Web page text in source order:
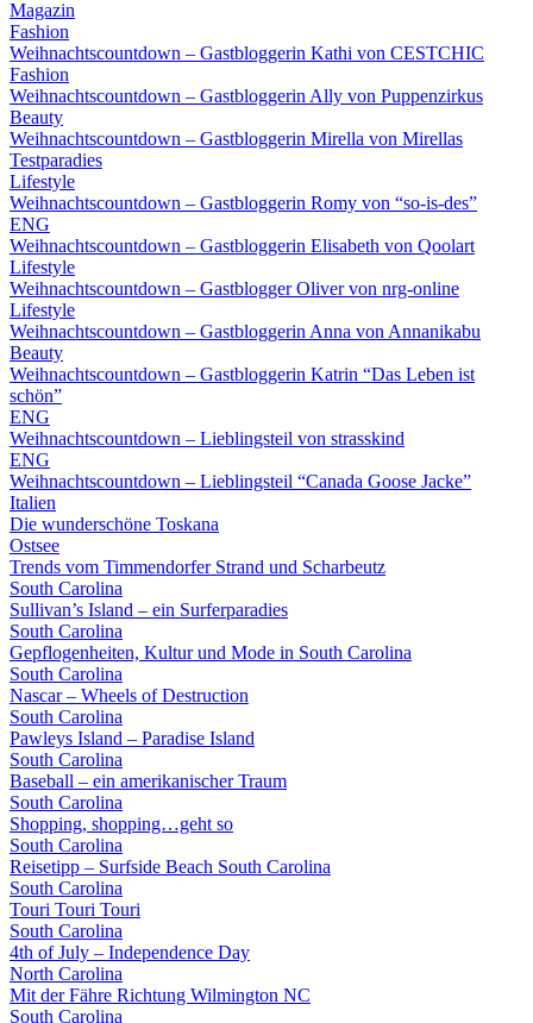
Magazin
Fashion
Weihnachtscountdown – Gastbloggerin Kathi von CESTCHIC
Fashion
Weihnachtscountdown – Gastbloggerin Ally von Puppenzirkus
Beauty
Weihnachtscountdown – Gastbloggerin Mirella von Mirellas
Testparadies
Lifestyle
Weihnachtscountdown – Gastbloggerin Romy von “so-is-des”
ENG
Weihnachtscountdown – Gastbloggerin Elisabeth von Qoolart
Lifestyle
Weihnachtscountdown – Gastblogger Oliver von nrg-online
Lifestyle
Weihnachtscountdown – Gastbloggerin Anna von Annanikabu
Beauty
Weihnachtscountdown – Gastbloggerin Katrin “Das Leben ist
schön”
ENG
Weihnachtscountdown – Lieblingsteil von strasskind
ENG
Weihnachtscountdown – Lieblingsteil “Canada Goose Jacke”
Italien
Die wunderschöne Toskana
Ostsee
Trends vom Timmendorfer Strand und Scharbeutz
South Carolina
Sullivan’s Island – ein Surferparadies
South Carolina
Gepflogenheiten, Kultur und Mode in South Carolina
South Carolina
Nascar – Wheels of Destruction
South Carolina
Pawleys Island – Paradise Island
South Carolina
Baseball – ein amerikanischer Traum
South Carolina
Shopping, shopping…geht so
South Carolina
Reisetipp – Surfside Beach South Carolina
South Carolina
Touri Touri Touri
South Carolina
4th of July – Independence Day
North Carolina
Mit der Fähre Richtung Wilmington NC
South Carolina